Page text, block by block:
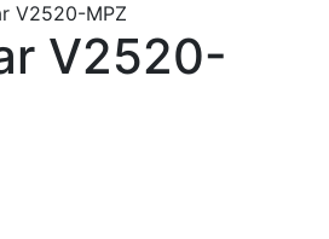
V2520-MPZ
V2520-